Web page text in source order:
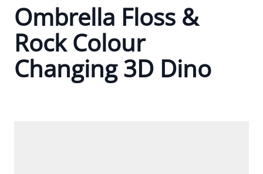
Ombrella Floss &
Rock Colour
Changing 3D Dino